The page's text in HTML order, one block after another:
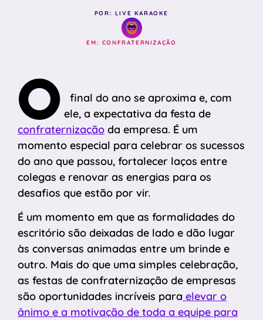
POR: LIVE KARAOKE
EM: CONFRATERNIZAÇÃO
O
final do ano se aproxima e, com
ele, a expectativa da festa de
confraternização da empresa. É um
momento especial para celebrar os sucessos
do ano que passou, fortalecer laços entre
colegas e renovar as energias para os
desafios que estão por vir.
É um momento em que as formalidades do
escritório são deixadas de lado e dão lugar
às conversas animadas entre um brinde e
outro. Mais do que uma simples celebração,
as festas de confraternização de empresas
são oportunidades incríveis para elevar o
ânimo e a motivação de toda a equipe para